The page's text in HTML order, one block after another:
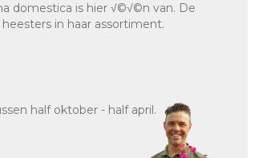
domestica is hier √©√©n van. De
in haar assortiment.
half oktober - half april.